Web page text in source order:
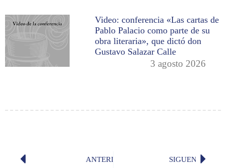
Video: conferencia «Las cartas de
Pablo Palacio como parte de su
obra literaria», que dictó don
Gustavo Salazar Calle
3 agosto 2026
ANTERIOR ¿«Infección» o «infectación»?
SIGUENTE